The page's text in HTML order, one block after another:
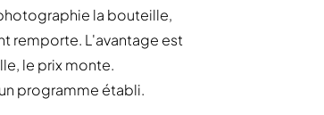
la bouteille,
remporte. L'avantage est
le prix monte.
programme établi.